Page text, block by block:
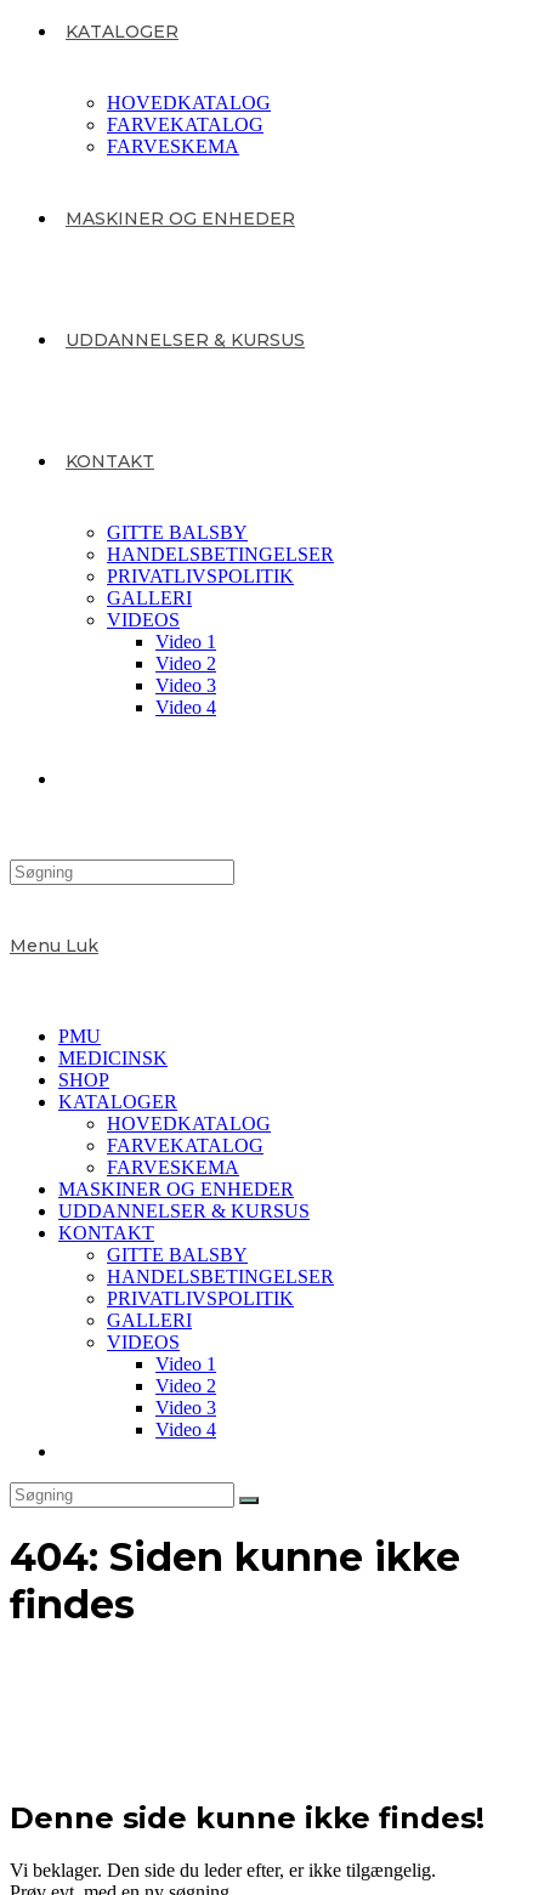
KATALOGER
HOVEDKATALOG
FARVEKATALOG
FARVESKEMA
MASKINER OG ENHEDER
UDDANNELSER & KURSUS
KONTAKT
GITTE BALSBY
HANDELSBETINGELSER
PRIVATLIVSPOLITIK
GALLERI
VIDEOS
Video 1
Video 2
Video 3
Video 4
Menu Luk
PMU
MEDICINSK
SHOP
KATALOGER
HOVEDKATALOG
FARVEKATALOG
FARVESKEMA
MASKINER OG ENHEDER
UDDANNELSER & KURSUS
KONTAKT
GITTE BALSBY
HANDELSBETINGELSER
PRIVATLIVSPOLITIK
GALLERI
VIDEOS
Video 1
Video 2
Video 3
Video 4
search
404: Siden kunne ikke
findes
Denne side kunne ikke findes!
Vi beklager. Den side du leder efter, er ikke tilgængelig.